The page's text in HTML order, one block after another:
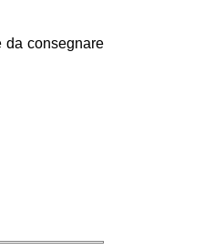
da consegnare